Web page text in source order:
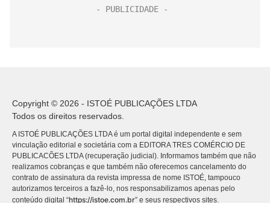
Copyright © 2026 - ISTOÉ PUBLICAÇÕES LTDA
Todos os direitos reservados.
A ISTOÉ PUBLICAÇÕES LTDA é um portal digital independente e sem
vinculação editorial e societária com a EDITORA TRES COMÉRCIO DE
PUBLICACÕES LTDA (recuperação judicial). Informamos também que não
realizamos cobranças e que também não oferecemos cancelamento do
contrato de assinatura da revista impressa de nome ISTOÉ, tampouco
autorizamos terceiros a fazê-lo, nos responsabilizamos apenas pelo
conteúdo digital “https://istoe.com.br” e seus respectivos sites.